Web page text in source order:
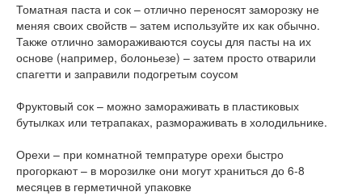
Томатная паста и сок – отлично переносят заморозку не
меняя своих свойств – затем используйте их как обычно.
Также отлично замораживаются соусы для пасты на их
основе (например, болоньезе) – затем просто отварили
спагетти и заправили подогретым соусом
Фруктовый сок – можно замораживать в пластиковых
бутылках или тетрапаках, размораживать в холодильнике.
Орехи – при комнатной темпратуре орехи быстро
прогоркают – в морозилке они могут храниться до 6-8
месяцев в герметичной упаковке